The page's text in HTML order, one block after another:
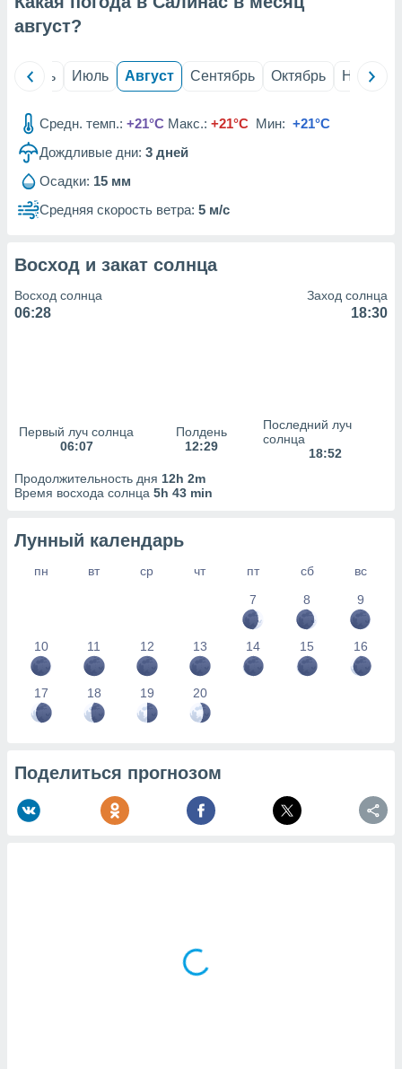
из
данных
наших 1199
август?
Июнь Июль Август Сентябрь Октябрь Ноябрь
Средн. темп.: +21°C Макс.: +21°C Мин: +21°C
Дождливые дни: 3 дней
Осадки: 15 мм
Средняя скорость ветра: 5 м/с
Восход и закат солнца
Восход солнца
06:28
Заход солнца
18:30
Первый луч солнца
06:07
Полдень
12:29
Последний луч
солнца
18:52
Продолжительность дня 12h 2m
Время восхода солнца 5h 43 min
Лунный календарь
пн вт ср чт пт сб
вс
7
8 9
10 11 12 13 14 15 16
17 18 19 20
Поделиться прогнозом